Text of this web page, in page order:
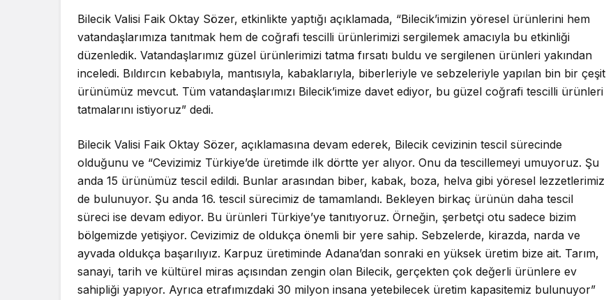
Bilecik Valisi Faik Oktay Sözer, etkinlikte yaptığı açıklamada, “Bilecik’imizin yöresel ürünlerini hem
vatandaşlarımıza tanıtmak hem de coğrafi tescilli ürünlerimizi sergilemek amacıyla bu etkinliği
düzenledik. Vatandaşlarımız güzel ürünlerimizi tatma fırsatı buldu ve sergilenen ürünleri yakından
inceledi. Bıldırcın kebabıyla, mantısıyla, kabaklarıyla, biberleriyle ve sebzeleriyle yapılan bin bir çeşit
ürünümüz mevcut. Tüm vatandaşlarımızı Bilecik’imize davet ediyor, bu güzel coğrafi tescilli ürünleri
tatmalarını istiyoruz” dedi.
Bilecik Valisi Faik Oktay Sözer, açıklamasına devam ederek, Bilecik cevizinin tescil sürecinde
olduğunu ve “Cevizimiz Türkiye’de üretimde ilk dörtte yer alıyor. Onu da tescillemeyi umuyoruz. Şu
anda 15 ürünümüz tescil edildi. Bunlar arasından biber, kabak, boza, helva gibi yöresel lezzetlerimiz
de bulunuyor. Şu anda 16. tescil sürecimiz de tamamlandı. Bekleyen birkaç ürünün daha tescil
süreci ise devam ediyor. Bu ürünleri Türkiye’ye tanıtıyoruz. Örneğin, şerbetçi otu sadece bizim
bölgemizde yetişiyor. Cevizimiz de oldukça önemli bir yere sahip. Sebzelerde, kirazda, narda ve
ayvada oldukça başarılıyız. Karpuz üretiminde Adana’dan sonraki en yüksek üretim bize ait. Tarım,
sanayi, tarih ve kültürel miras açısından zengin olan Bilecik, gerçekten çok değerli ürünlere ev
sahipliği yapıyor. Ayrıca etrafımızdaki 30 milyon insana yetebilecek üretim kapasitemiz bulunuyor”